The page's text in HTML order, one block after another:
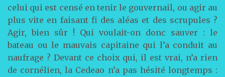
celui qui est censé en tenir le gouvernail, ou agir au
plus vite en faisant fi des aléas et des scrupules ?
Agir, bien sûr ! Qui voulait-on donc sauver : le
bateau ou le mauvais capitaine qui l’a conduit au
naufrage ? Devant ce choix qui, il est vrai, n’a rien
de cornélien, la Cedeao n’a pas hésité longtemps :